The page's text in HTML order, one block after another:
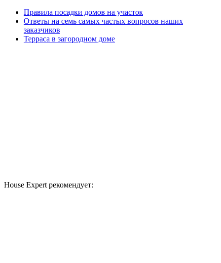
Правила посадки домов на участок
Ответы на семь самых частых вопросов наших
заказчиков
Терраса в загородном доме
House Expert рекомендует: